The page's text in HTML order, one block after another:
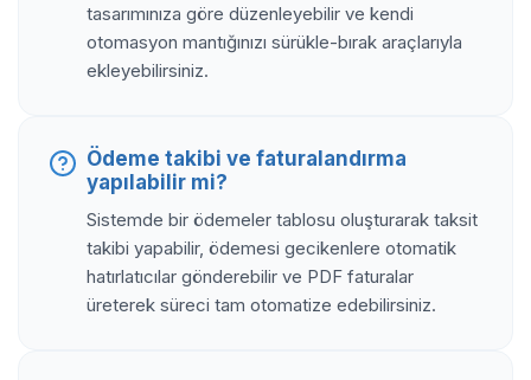
tasarımınıza göre düzenleyebilir ve kendi
otomasyon mantığınızı sürükle-bırak araçlarıyla
ekleyebilirsiniz.
Ödeme takibi ve faturalandırma
yapılabilir mi?
Sistemde bir ödemeler tablosu oluşturarak taksit
takibi yapabilir, ödemesi gecikenlere otomatik
hatırlatıcılar gönderebilir ve PDF faturalar
üreterek süreci tam otomatize edebilirsiniz.